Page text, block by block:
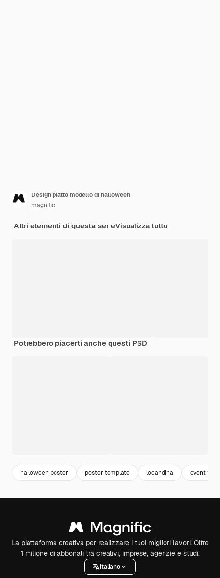
Design piatto modello di halloween
magnific
Altri elementi di questa serieVisualizza tutto
Potrebbero piacerti anche questi PSD
halloween poster poster template locandina event flyer
La piattaforma creativa per realizzare i tuoi migliori lavori. Oltre
1 milione di abbonati tra creativi, imprese, agenzie e studi.
Italiano